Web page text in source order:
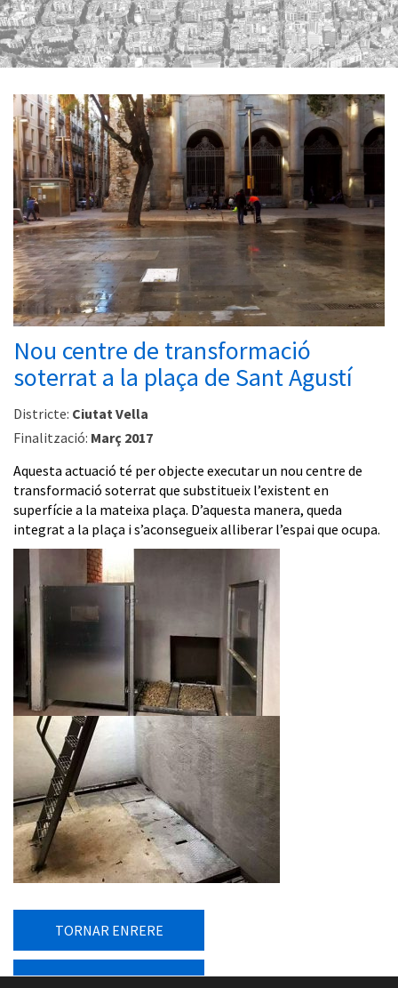
Nou centre de transformació
soterrat a la plaça de Sant Agustí
Districte: Ciutat Vella
Finalització: Març 2017
Aquesta actuació té per objecte executar un nou centre de
transformació soterrat que substitueix l’existent en
superfície a la mateixa plaça. D’aquesta manera, queda
integrat a la plaça i s’aconsegueix alliberar l’espai que ocupa.
TORNAR ENRERE
TORNAR AL LLISTAT